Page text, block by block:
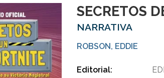
SECRETOS
NARRATIVA
ROBSON, EDDIE
Editorial: